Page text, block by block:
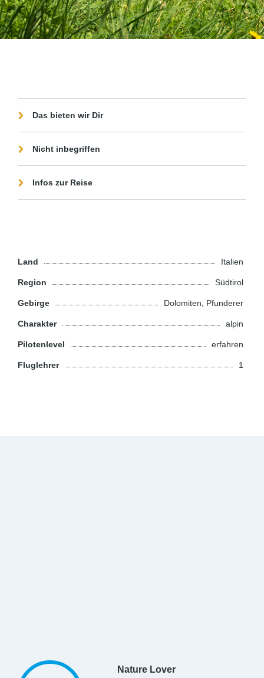
Das bieten wir Dir
Nicht inbegriffen
Infos zur Reise
Land Italien
Region Südtirol
Gebirge Dolomiten, Pfunderer
Charakter alpin
Pilotenlevel erfahren
Fluglehrer 1
Nature Lover